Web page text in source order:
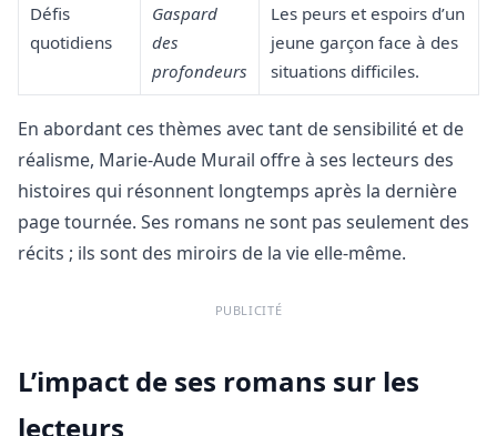
Défis
quotidiens
Gaspard
des
profondeurs
Les peurs et espoirs d’un
jeune garçon face à des
situations difficiles.
En abordant ces thèmes avec tant de sensibilité et de
réalisme, Marie-Aude Murail offre à ses lecteurs des
histoires qui résonnent longtemps après la dernière
page tournée. Ses romans ne sont pas seulement des
récits ; ils sont des miroirs de la vie elle-même.
PUBLICITÉ
L’impact de ses romans sur les
lecteurs